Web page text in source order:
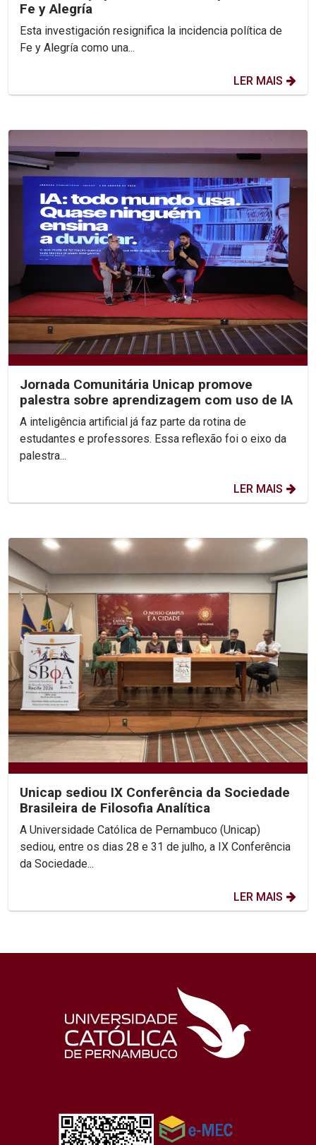
Fe y Alegría
Esta investigación resignifica la incidencia política de
Fe y Alegría como una...
LER MAIS
Jornada Comunitária Unicap promove
palestra sobre aprendizagem com uso de IA
A inteligência artificial já faz parte da rotina de
estudantes e professores. Essa reflexão foi o eixo da
palestra...
LER MAIS
Unicap sediou IX Conferência da Sociedade
Brasileira de Filosofia Analítica
A Universidade Católica de Pernambuco (Unicap)
sediou, entre os dias 28 e 31 de julho, a IX Conferência
da Sociedade...
LER MAIS